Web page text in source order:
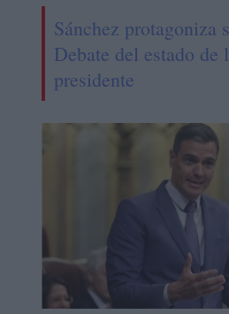
Sánchez protagoniza
Debate del estado de
presidente